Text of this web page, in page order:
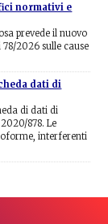
normativi e
prevede il nuovo
2026 sulle cause
dati di
di dati di
878. Le
interferenti